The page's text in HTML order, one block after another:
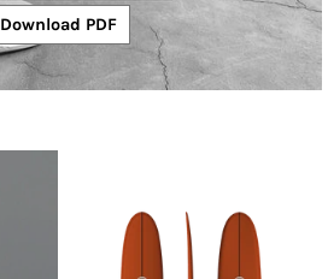
Download PDF